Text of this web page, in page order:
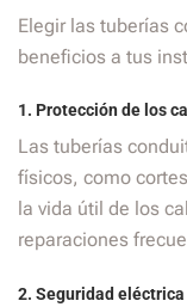
Elegir las tuberías
beneficios a tus
1. Protección de los
Las tuberías
físicos, como
la vida útil de los
reparaciones
2. Seguridad eléctrica